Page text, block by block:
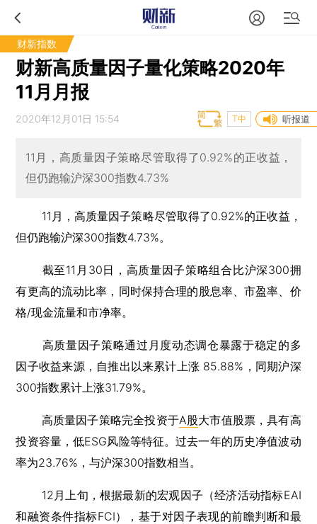
财新指数
财新高质量因子量化策略2020年
11月月报
2020年12月01日 15:54 听报道
T中
11月，高质量因子策略尽管取得了0.92%的正收益，
但仍跑输沪深300指数4.73%
11月，高质量因子策略尽管取得了0.92%的正收益，
但仍跑输沪深300指数4.73%。
截至11月30日，高质量因子策略组合比沪深300拥
有更高的流动比率，同时保持合理的股息率、市盈率、价
格/现金流量和市净率。
高质量因子策略通过月度动态调仓暴露于稳定的多
因子收益来源，自推出以来累计上涨 85.88%，同期沪深
300指数累计上涨31.79%。
高质量因子策略完全投资于A股大市值股票，具有高
投资容量，低ESG风险等特征。过去一年的历史净值波动
率为23.76%，与沪深300指数相当。
12月上旬，根据最新的宏观因子（经济活动指标EAI
和融资条件指标FCI），基于对因子表现的前瞻判断和最